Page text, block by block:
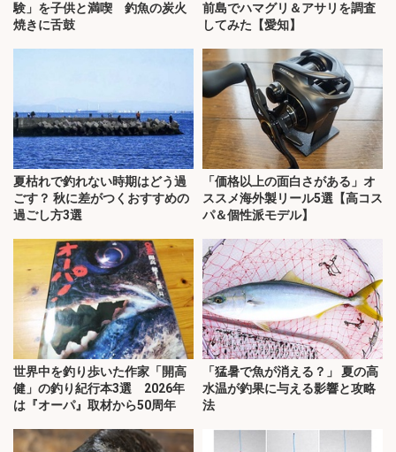
験」を子供と満喫 釣魚の炭火
焼きに舌鼓
前島でハマグリ＆アサリを調査
してみた【愛知】
夏枯れで釣れない時期はどう過
ごす？ 秋に差がつくおすすめの
過ごし方3選
「価格以上の面白さがある」オ
ススメ海外製リール5選【高コス
パ＆個性派モデル】
世界中を釣り歩いた作家「開高
健」の釣り紀行本3選 2026年
は『オーパ』取材から50周年
「猛暑で魚が消える？」 夏の高
水温が釣果に与える影響と攻略
法